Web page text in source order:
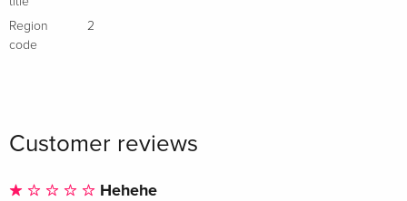
Standard edition
Italian
Region
code
2
Customer reviews
Hehehe